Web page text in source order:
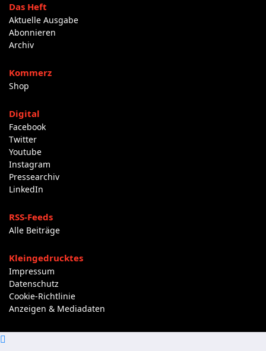
Das Heft
Aktuelle Ausgabe
Abonnieren
Archiv
Kommerz
Shop
Digital
Facebook
Twitter
Youtube
Instagram
Pressearchiv
LinkedIn
RSS-Feeds
Alle Beiträge
Kleingedrucktes
Impressum
Datenschutz
Cookie-Richtlinie
Anzeigen & Mediadaten